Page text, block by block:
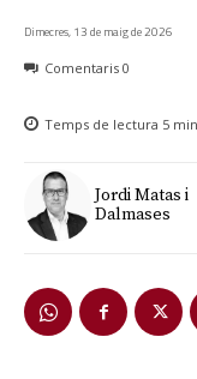
Dimecres, 13 de maig de 2026
Comentaris 0
Temps de lectura 5
Jordi Matas i
Dalmases